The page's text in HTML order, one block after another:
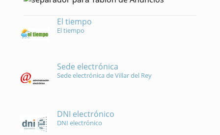
El tiempo
El tiempo
Sede electrónica
Sede electrónica de Villar del Rey
DNI electrónico
DNI electrónico